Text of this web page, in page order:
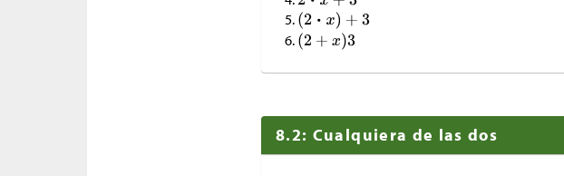
8.2: Cualquiera de las dos